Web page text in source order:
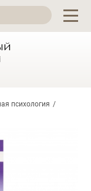
психология